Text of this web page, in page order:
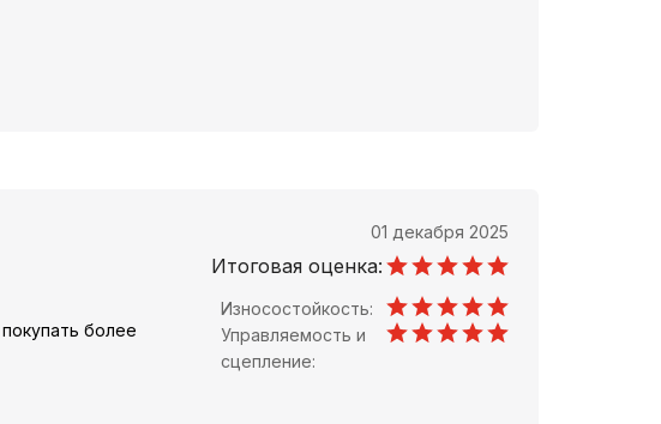
01 декабря 2025
Итоговая оценка:
более
Износостойкость:
Управляемость и
сцепление: